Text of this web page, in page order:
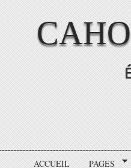
ACCUEIL PAGES